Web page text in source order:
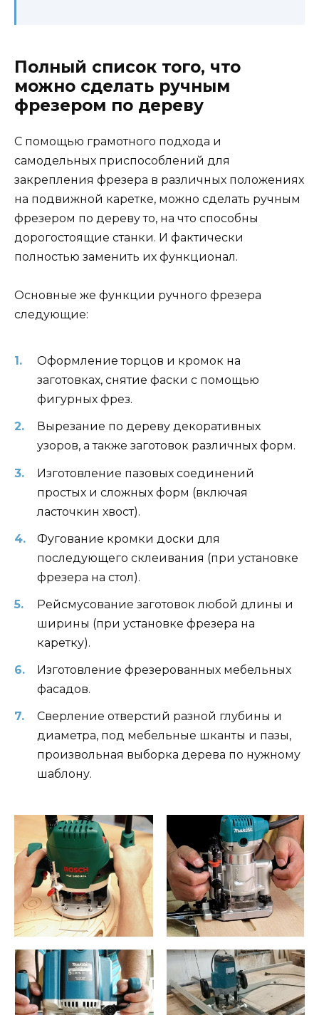
Полный список того, что
можно сделать ручным
фрезером по дереву
С помощью грамотного подхода и
самодельных приспособлений для
закрепления фрезера в различных положениях
на подвижной каретке, можно сделать ручным
фрезером по дереву то, на что способны
дорогостоящие станки. И фактически
полностью заменить их функционал.
Основные же функции ручного фрезера
следующие:
Оформление торцов и кромок на
заготовках, снятие фаски с помощью
фигурных фрез.
Вырезание по дереву декоративных
узоров, а также заготовок различных форм.
Изготовление пазовых соединений
простых и сложных форм (включая
ласточкин хвост).
Фугование кромки доски для
последующего склеивания (при установке
фрезера на стол).
Рейсмусование заготовок любой длины и
ширины (при установке фрезера на
каретку).
Изготовление фрезерованных мебельных
фасадов.
Сверление отверстий разной глубины и
диаметра, под мебельные шканты и пазы,
произвольная выборка дерева по нужному
шаблону.